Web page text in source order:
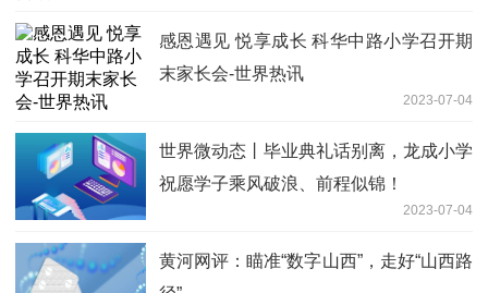
感恩遇见 悦享成长 科华中路小学召开期
末家长会-世界热讯
2023-07-04
世界微动态丨毕业典礼话别离，龙成小学
祝愿学子乘风破浪、前程似锦！
2023-07-04
黄河网评：瞄准“数字山西”，走好“山西路